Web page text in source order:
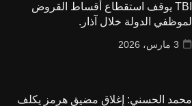
TBI يوقف استقطاع أقساط القروض
لموظفي الدولة خلال آذار.
3 مارس، 2026
محمد الحسني: إغلاق مضيق هرمز يكلف